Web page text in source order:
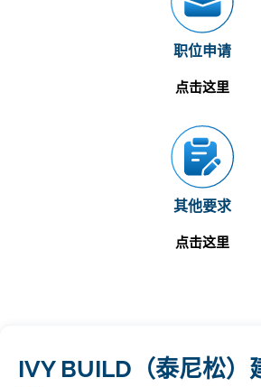
职位申请
点击这里
其他要求
点击这里
IVY BUILD（泰尼松）